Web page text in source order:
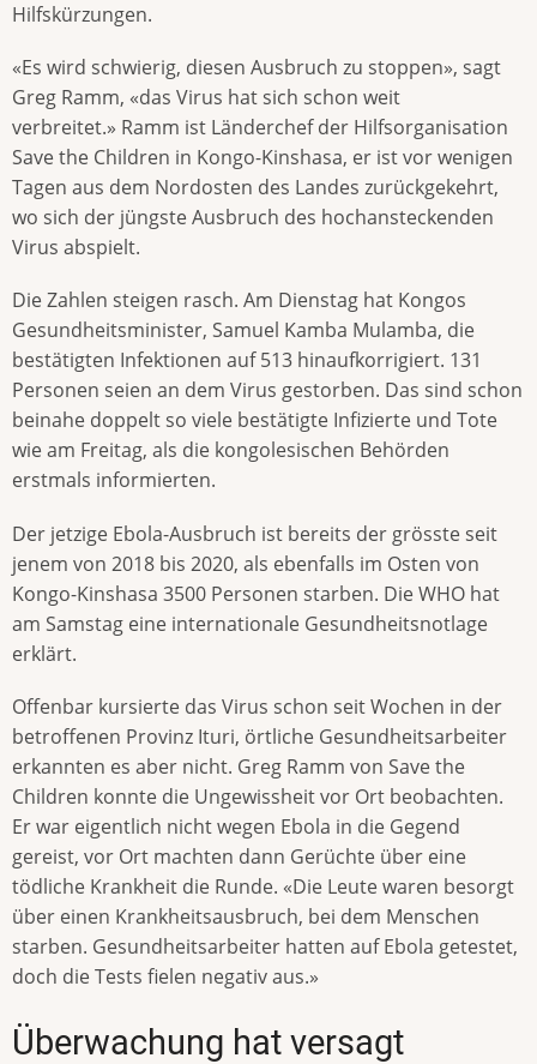
Hilfskürzungen.
«Es wird schwierig, diesen Ausbruch zu stoppen», sagt
Greg Ramm, «das Virus hat sich schon weit
verbreitet.» Ramm ist Länderchef der Hilfsorganisation
Save the Children in Kongo-Kinshasa, er ist vor wenigen
Tagen aus dem Nordosten des Landes zurückgekehrt,
wo sich der jüngste Ausbruch des hochansteckenden
Virus abspielt.
Die Zahlen steigen rasch. Am Dienstag hat Kongos
Gesundheitsminister, Samuel Kamba Mulamba, die
bestätigten Infektionen auf 513 hinaufkorrigiert. 131
Personen seien an dem Virus gestorben. Das sind schon
beinahe doppelt so viele bestätigte Infizierte und Tote
wie am Freitag, als die kongolesischen Behörden
erstmals informierten.
Der jetzige Ebola-Ausbruch ist bereits der grösste seit
jenem von 2018 bis 2020, als ebenfalls im Osten von
Kongo-Kinshasa 3500 Personen starben. Die WHO hat
am Samstag eine internationale Gesundheitsnotlage
erklärt.
Offenbar kursierte das Virus schon seit Wochen in der
betroffenen Provinz Ituri, örtliche Gesundheitsarbeiter
erkannten es aber nicht. Greg Ramm von Save the
Children konnte die Ungewissheit vor Ort beobachten.
Er war eigentlich nicht wegen Ebola in die Gegend
gereist, vor Ort machten dann Gerüchte über eine
tödliche Krankheit die Runde. «Die Leute waren besorgt
über einen Krankheitsausbruch, bei dem Menschen
starben. Gesundheitsarbeiter hatten auf Ebola getestet,
doch die Tests fielen negativ aus.»
Überwachung hat versagt